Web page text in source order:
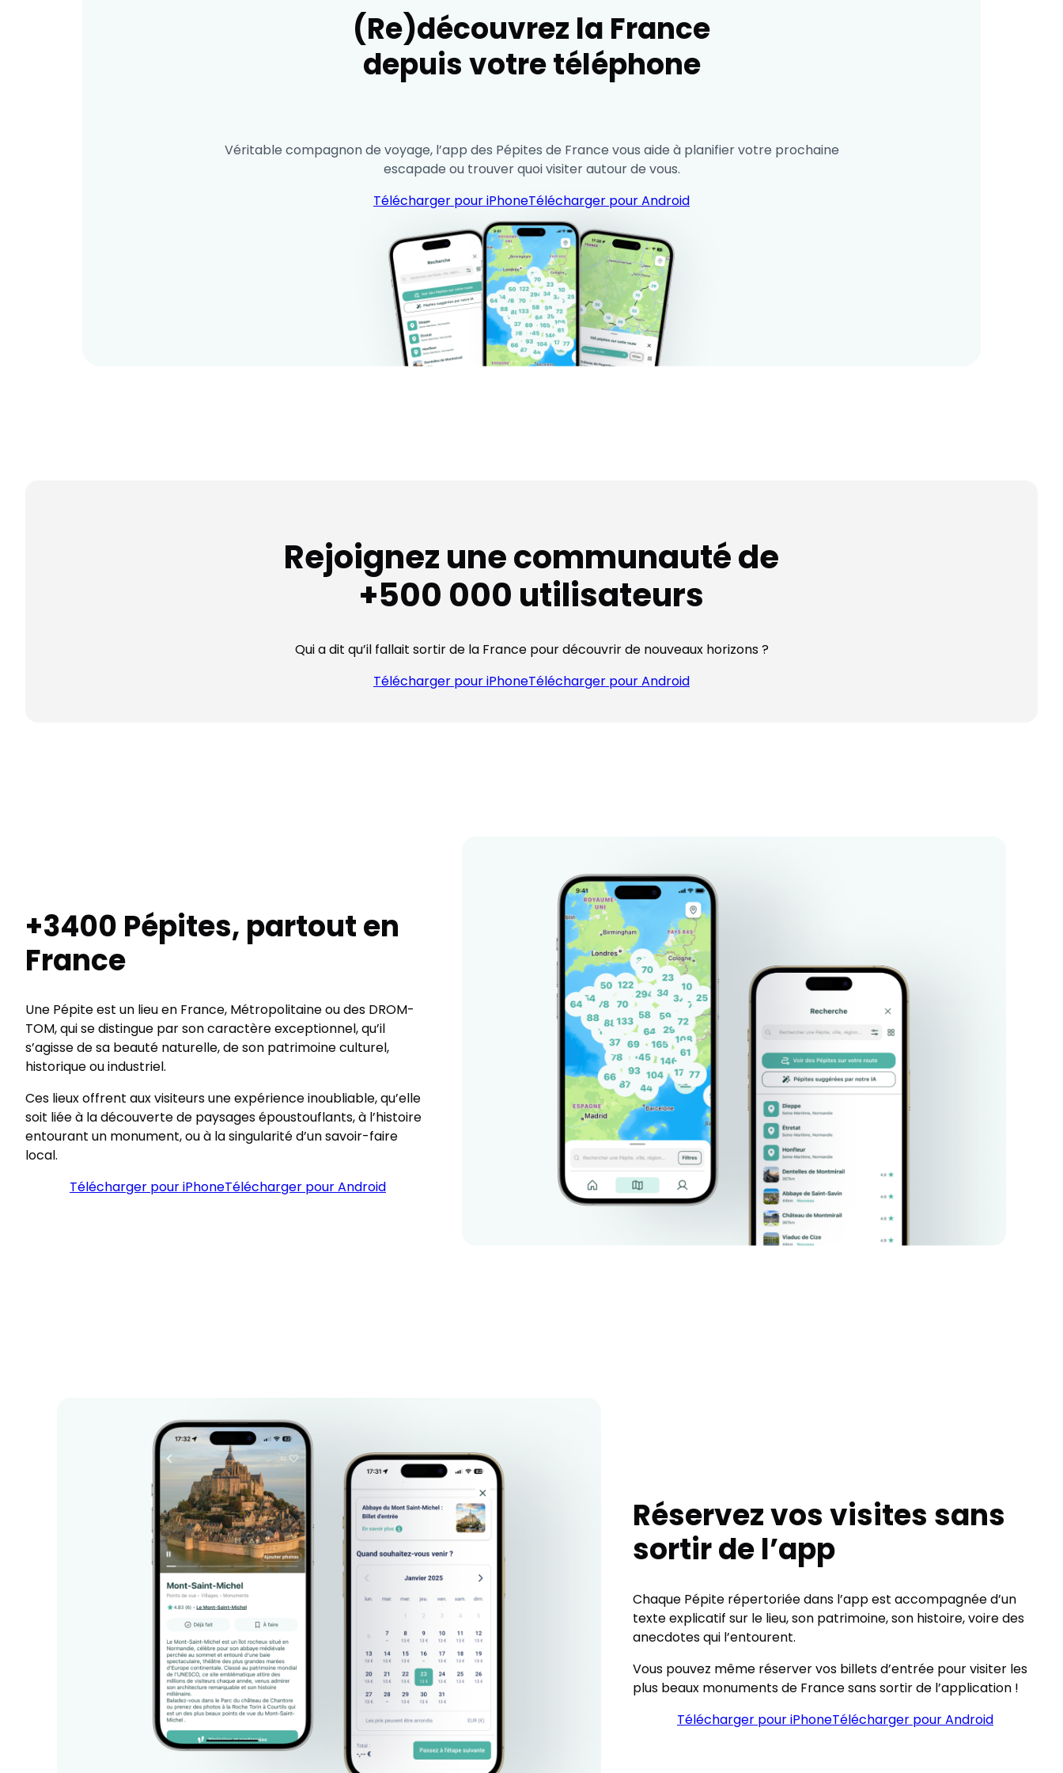
(Re)découvrez la France
depuis votre téléphone
Véritable compagnon de voyage, l’app des Pépites de France vous aide à planifier votre prochaine
escapade ou trouver quoi visiter autour de vous.
Télécharger pour iPhoneTélécharger pour Android
Rejoignez une communauté de
+500 000 utilisateurs
Qui a dit qu’il fallait sortir de la France pour découvrir de nouveaux horizons ?
Télécharger pour iPhoneTélécharger pour Android
+3400 Pépites, partout en
France
Une Pépite est un lieu en France, Métropolitaine ou des DROM-
TOM, qui se distingue par son caractère exceptionnel, qu’il
s’agisse de sa beauté naturelle, de son patrimoine culturel,
historique ou industriel.
Ces lieux offrent aux visiteurs une expérience inoubliable, qu’elle
soit liée à la découverte de paysages époustouflants, à l’histoire
entourant un monument, ou à la singularité d’un savoir-faire
local.
Télécharger pour iPhoneTélécharger pour Android
Réservez vos visites sans
sortir de l’app
Chaque Pépite répertoriée dans l’app est accompagnée d’un
texte explicatif sur le lieu, son patrimoine, son histoire, voire des
anecdotes qui l’entourent.
Vous pouvez même réserver vos billets d’entrée pour visiter les
plus beaux monuments de France sans sortir de l’application !
Télécharger pour iPhoneTélécharger pour Android